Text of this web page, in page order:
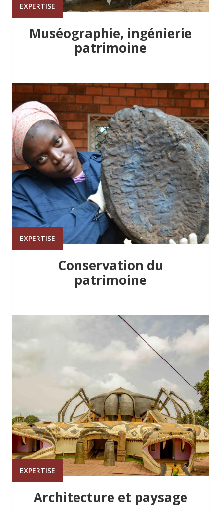
EXPERTISE
Muséographie, ingénierie
patrimoine
EXPERTISE
Conservation du
patrimoine
EXPERTISE
Architecture et paysage